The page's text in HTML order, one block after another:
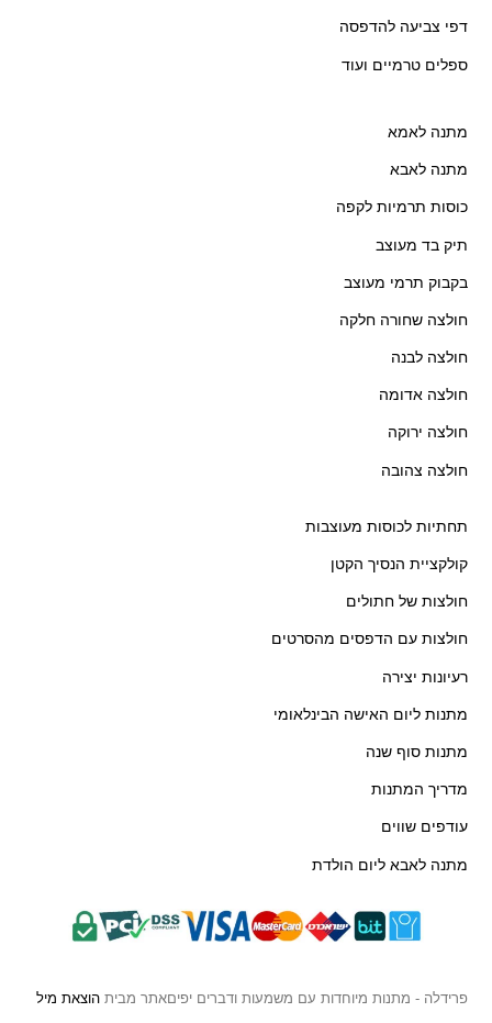
דפי צביעה להדפסה
ספלים טרמיים ועוד
מתנה לאמא
מתנה לאבא
כוסות תרמיות לקפה
תיק בד מעוצב
בקבוק תרמי מעוצב
חולצה שחורה חלקה
חולצה לבנה
חולצה אדומה
חולצה ירוקה
חולצה צהובה
תחתיות לכוסות מעוצבות
קולקציית הנסיך הקטן
חולצות של חתולים
חולצות עם הדפסים מהסרטים
רעיונות יצירה
מתנות ליום האישה הבינלאומי
מתנות סוף שנה
מדריך המתנות
עודפים שווים
מתנה לאבא ליום הולדת
פרידלה - מתנות מיוחדות עם משמעות ודברים יפיםאתר מביתהוצאת מיל